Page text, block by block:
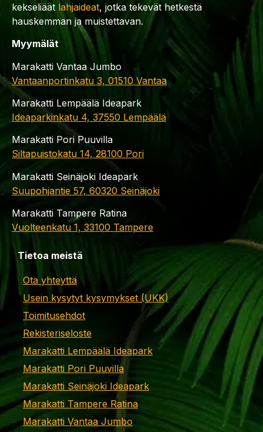
kekseliäät lahjaideat, jotka tekevät hetkestä
hauskemman ja muistettavan.
Myymälät
Marakatti Vantaa Jumbo
Vantaanportinkatu 3, 01510 Vantaa
Marakatti Lempäälä Ideapark
Ideaparkinkatu 4, 37550 Lempäälä
Marakatti Pori Puuvilla
Siltapuistokatu 14, 28100 Pori
Marakatti Seinäjoki Ideapark
Suupohjantie 57, 60320 Seinäjoki
Marakatti Tampere Ratina
Vuolteenkatu 1, 33100 Tampere
Tietoa meistä
Ota yhteyttä
Usein kysytyt kysymykset (UKK)
Toimitusehdot
Rekisteriseloste
Marakatti Lempäälä Ideapark
Marakatti Pori Puuvilla
Marakatti Seinäjoki Ideapark
Marakatti Tampere Ratina
Marakatti Vantaa Jumbo